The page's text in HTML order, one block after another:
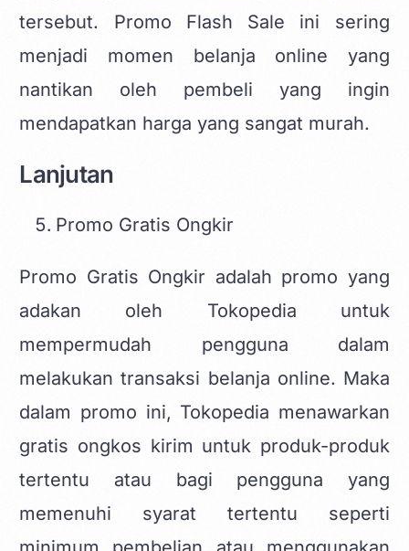
tersebut. Promo Flash Sale ini sering
menjadi momen belanja online yang
nantikan oleh pembeli yang ingin
mendapatkan harga yang sangat murah.
Lanjutan
Promo Gratis Ongkir
Promo Gratis Ongkir adalah promo yang
adakan oleh Tokopedia untuk
mempermudah pengguna dalam
melakukan transaksi belanja online. Maka
dalam promo ini, Tokopedia menawarkan
gratis ongkos kirim untuk produk-produk
tertentu atau bagi pengguna yang
memenuhi syarat tertentu seperti